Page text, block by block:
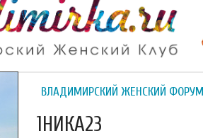
ВЛАДИМИРСКИЙ ЖЕНСКИЙ ФОРУМ
1НИКА23